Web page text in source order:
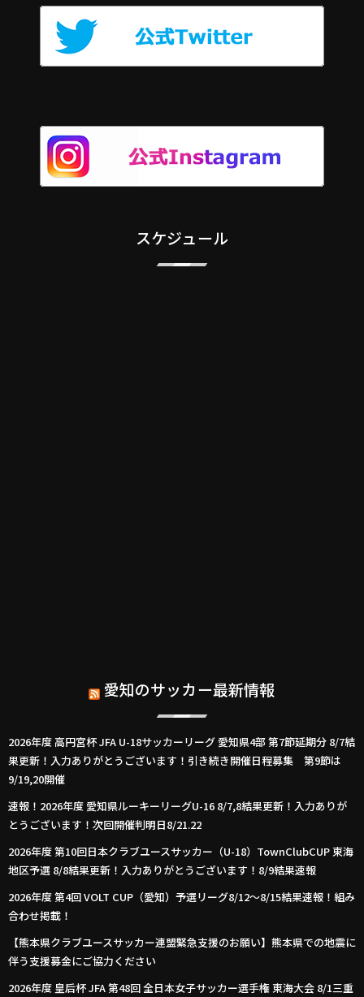
スケジュール
愛知のサッカー最新情報
2026年度 高円宮杯 JFA U-18サッカーリーグ 愛知県4部 第7節延期分 8/7結
果更新！入力ありがとうございます！引き続き開催日程募集 第9節は
9/19,20開催
速報！2026年度 愛知県ルーキーリーグU-16 8/7,8結果更新！入力ありが
とうございます！次回開催判明日8/21.22
2026年度 第10回日本クラブユースサッカー（U-18）TownClubCUP 東海
地区予選 8/8結果更新！入力ありがとうございます！8/9結果速報
2026年度 第4回 VOLT CUP（愛知）予選リーグ8/12～8/15結果速報！組み
合わせ掲載！
【熊本県クラブユースサッカー連盟緊急支援のお願い】熊本県での地震に
伴う支援募金にご協力ください
2026年度 皇后杯 JFA 第48回 全日本女子サッカー選手権 東海大会 8/1三重